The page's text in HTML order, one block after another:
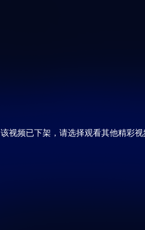
该视频已下架，请选择观看其他精彩视